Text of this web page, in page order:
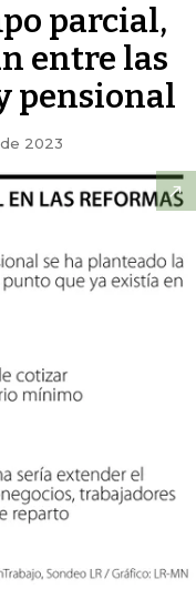
parcial,
entre las
pensional
2023